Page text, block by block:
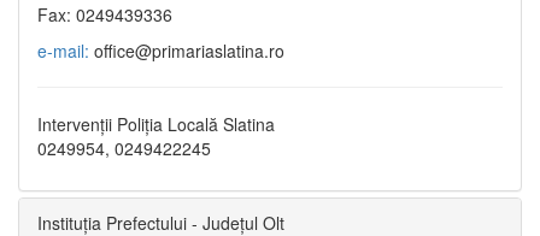
Fax: 0249439336
e-mail: office@primariaslatina.ro
Intervenții Poliția Locală Slatina
0249954, 0249422245
Instituția Prefectului - Județul Olt